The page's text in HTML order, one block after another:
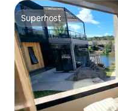
Superhost
Superhost